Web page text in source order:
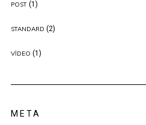
POST(1)
STANDARD (2)
VIDEO (1)
META